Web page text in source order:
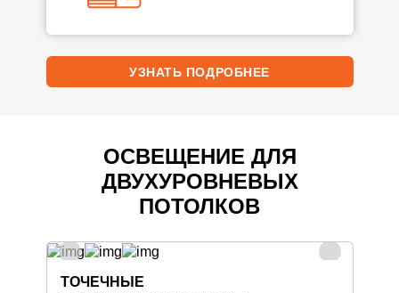
УЗНАТЬ ПОДРОБНЕЕ
ОСВЕЩЕНИЕ ДЛЯ
ДВУХУРОВНЕВЫХ
ПОТОЛКОВ
ТОЧЕЧНЫЕ